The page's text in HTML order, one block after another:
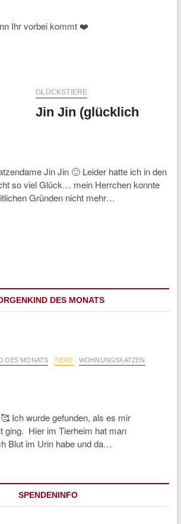
Ihr vorbei kommt ❤️
GLÜCKSTIERE
Jin Jin (glücklich
Jin Jin 🙂 Leider hatte ich in den
so viel Glück… mein Herrchen konnte
Gründen nicht mehr…
DES MONATS
DES MONATS TIERE WOHNUNGSKATZEN
Ich wurde gefunden, als es mir
ging. Hier im Tierheim hat man
Blut im Urin habe und da…
SPENDENINFO